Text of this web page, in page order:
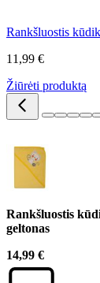
Rankšluostis
11,99 €
Žiūrėti produktą
Rankšluostis
geltonas
14,99 €